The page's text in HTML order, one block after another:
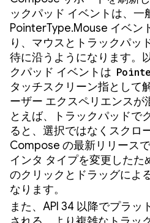
ックパッド イベントは、一
PointerType.Mouse イベン
り、マウスとトラックパッ
待に沿うようになります。
クパッド イベントは
タッチスクリーン指として
ーザー エクスペリエンスが
とえば、トラックパッドで
ると、選択ではなくスクロ
Compose の最新リリース
インタ タイプを変更した
のクリックとドラッグによ
なります。
また、API 34 以降でプラッ